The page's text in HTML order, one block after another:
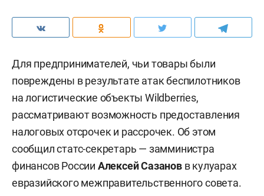
Для предпринимателей, чьи товары были
повреждены в результате атак беспилотников
на логистические объекты Wildberries,
рассматривают возможность предоставления
налоговых отсрочек и рассрочек. Об этом
сообщил статс-секретарь — замминистра
финансов России Алексей Сазановв кулуарах
евразийского межправительственного совета.